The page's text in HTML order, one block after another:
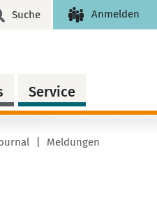
Suche Anmelden
Service
Meldungen